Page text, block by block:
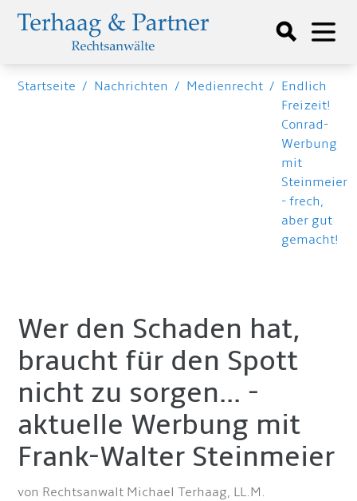
Startseite / Nachrichten / Medienrecht / Endlich
Freizeit!
Conrad-
Werbung
mit
Steinmeier
- frech,
aber gut
gemacht!
Wer den Schaden hat,
braucht für den Spott
nicht zu sorgen... -
aktuelle Werbung mit
Frank-Walter Steinmeier
von Rechtsanwalt Michael Terhaag, LL.M.